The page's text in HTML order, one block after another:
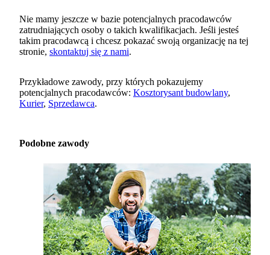
Nie mamy jeszcze w bazie potencjalnych pracodawców
zatrudniających osoby o takich kwalifikacjach. Jeśli jesteś
takim pracodawcą i chcesz pokazać swoją organizację na tej
stronie, skontaktuj się z nami.
Przykładowe zawody, przy których pokazujemy
potencjalnych pracodawców: Kosztorysant budowlany,
Kurier, Sprzedawca.
Podobne zawody